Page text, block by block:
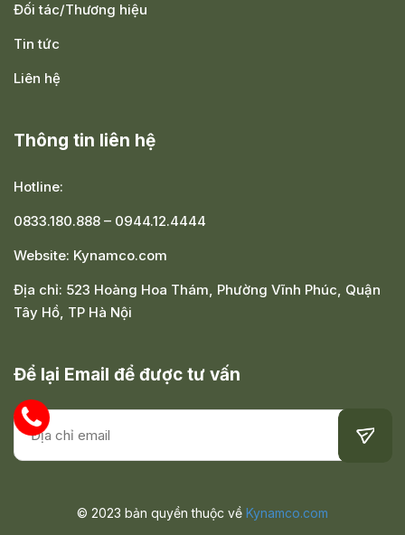
Đối tác/Thương hiệu
Tin tức
Liên hệ
Thông tin liên hệ
Hotline:
0833.180.888 – 0944.12.4444
Website: Kynamco.com
Địa chỉ: 523 Hoàng Hoa Thám, Phường Vĩnh Phúc, Quận
Tây Hồ, TP Hà Nội
Để lại Email để được tư vấn
© 2023 bản quyền thuộc về Kynamco.com